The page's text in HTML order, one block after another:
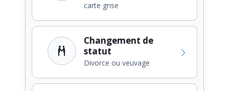
carte grise
Changement de
statut
Divorce ou veuvage